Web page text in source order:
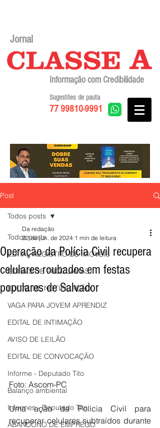
Jornal
Informação com Credibilidade
77 99810-9991
Sugestões de pauta
Post
Todos posts
EDITAL REGISTRO DE IMÓVEIS
EDITAIS DE PROCLAMAS
EDITAL DE NOTIFICAÇÃO
VAGA PARA JOVEM APRENDIZ
EDITAL DE INTIMAÇÃO
AVISO DE LEILÃO
EDITAL DE CONVOCAÇÃO
Informe - Deputado Tito
Balanço ambiental
Informes - Deputado Tito
ABANDONO DE EMPREGO
Todos posts
Operação da Polícia Civil recupera
celulares roubados em festas
populares de Salvador
Da redação
22 de jun. de 2024 1 min de leitura
Foto: Ascom-PC
Uma ação da Polícia Civil para
recuperar celulares subtraídos durante